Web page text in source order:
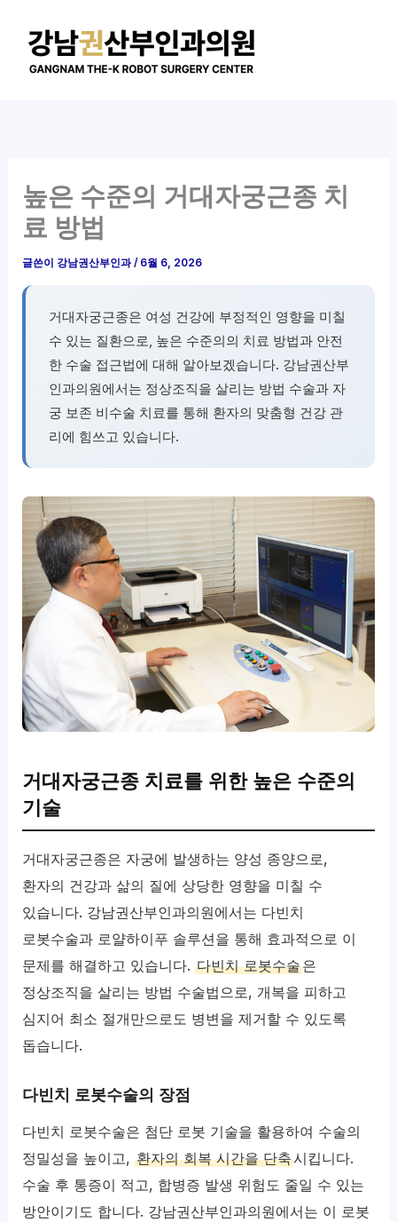
높은 수준의 거대자궁근종 치
료 방법
글쓴이 강남권산부인과/ 6월 6, 2026
거대자궁근종은 여성 건강에 부정적인 영향을 미칠
수 있는 질환으로, 높은 수준의의 치료 방법과 안전
한 수술 접근법에 대해 알아보겠습니다. 강남권산부
인과의원에서는 정상조직을 살리는 방법 수술과 자
궁 보존 비수술 치료를 통해 환자의 맞춤형 건강 관
리에 힘쓰고 있습니다.
거대자궁근종 치료를 위한 높은 수준의
기술
거대자궁근종은 자궁에 발생하는 양성 종양으로,
환자의 건강과 삶의 질에 상당한 영향을 미칠 수
있습니다. 강남권산부인과의원에서는 다빈치
로봇수술과 로얄하이푸 솔루션을 통해 효과적으로 이
문제를 해결하고 있습니다.다빈치 로봇수술은
정상조직을 살리는 방법 수술법으로, 개복을 피하고
심지어 최소 절개만으로도 병변을 제거할 수 있도록
돕습니다.
다빈치 로봇수술의 장점
다빈치 로봇수술은 첨단 로봇 기술을 활용하여 수술의
정밀성을 높이고,환자의 회복 시간을 단축시킵니다.
수술 후 통증이 적고, 합병증 발생 위험도 줄일 수 있는
방안이기도 합니다. 강남권산부인과의원에서는 이 로봇